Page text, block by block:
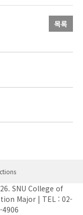
목록
SNU College of
Major | TEL : 02-
4906